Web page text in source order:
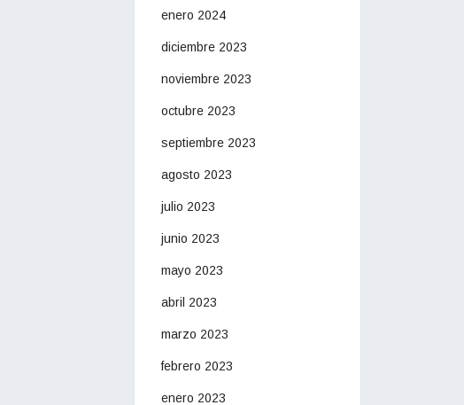
enero 2024
diciembre 2023
noviembre 2023
octubre 2023
septiembre 2023
agosto 2023
julio 2023
junio 2023
mayo 2023
abril 2023
marzo 2023
febrero 2023
enero 2023